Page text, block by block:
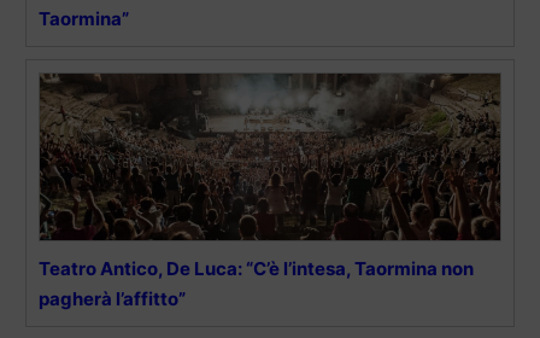
Taormina”
Teatro Antico, De Luca: “C’è l’intesa, Taormina non
pagherà l’affitto”